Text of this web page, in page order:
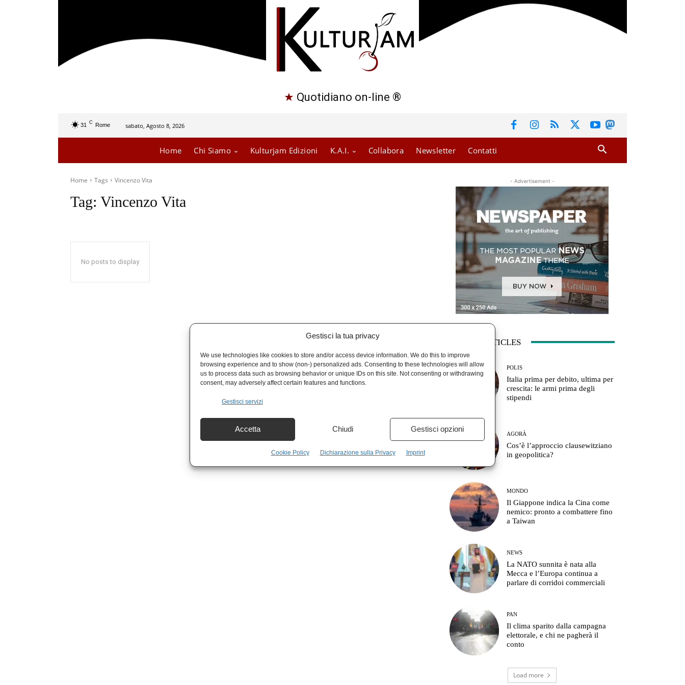
Gestisci la tua privacy
We use technologies like cookies to store and/or access device information. We do this to improve
browsing experience and to show (non-) personalized ads. Consenting to these technologies will allow
us to process data such as browsing behavior or unique IDs on this site. Not consenting or withdrawing
consent, may adversely affect certain features and functions.
Gestisci servizi
Accetta Chiudi Gestisci opzioni
Cookie Policy Dichiarazione sulla Privacy Imprint
★ Quotidiano on-line ®
31 C Rome sabato, Agosto 8, 2026
Home Chi Siamo Kulturjam Edizioni K.A.I. Collabora Newsletter Contatti
Home Tags Vincenzo Vita
Tag: Vincenzo Vita
No posts to display
- Advertisement -
LATEST ARTICLES
POLIS
Italia prima per debito, ultima per
crescita: le armi prima degli
stipendi
AGORÀ
Cos’è l’approccio clausewitziano
in geopolitica?
MONDO
Il Giappone indica la Cina come
nemico: pronto a combattere fino
a Taiwan
NEWS
La NATO sunnita è nata alla
Mecca e l’Europa continua a
parlare di corridoi commerciali
PAN
Il clima sparito dalla campagna
elettorale, e chi ne pagherà il
conto
Load more